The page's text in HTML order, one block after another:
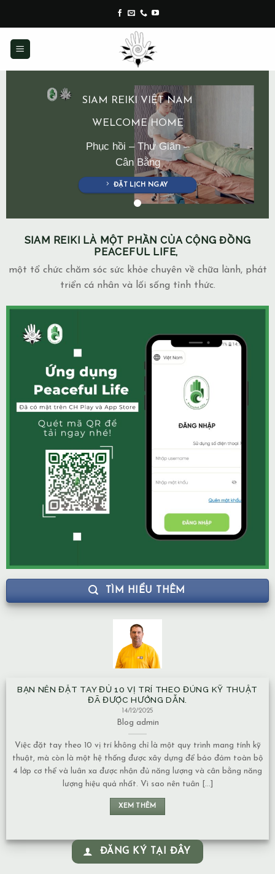
content
SIAM REIKI VIỆT NAM
WELCOME HOME
Phục hồi – Thư Giãn –
Cân Bằng
ĐẶT LỊCH NGAY
SIAM REIKI LÀ MỘT PHẦN CỦA CỘNG ĐỒNG
PEACEFUL LIFE,
một tổ chức chăm sóc sức khỏe chuyên về chữa lành, phát
triển cá nhân và lối sống tỉnh thức.
TÌM HIỂU THÊM
BẠN NÊN ĐẶT TAY ĐỦ 10 VỊ TRÍ THEO ĐÚNG KỸ THUẬT
ĐÃ ĐƯỢC HƯỚNG DẪN.
14/12/2025
admin
đặt tay theo 10 vị trí không chỉ là một quy trình mang tính kỹ
mà còn là một hệ thống được xây dựng để bảo đảm toàn bộ
lớp cơ thể và luân xa được nhận đủ năng lượng và cân bằng năng
lượng hiệu quả nhất. Vì sao nên tuân [...]
XEM THÊM
ĐĂNG KÝ TẠI ĐÂY